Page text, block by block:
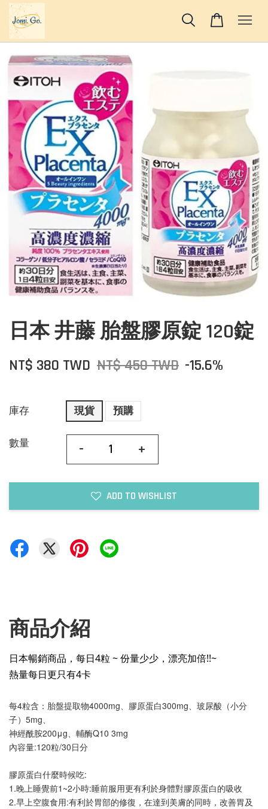
日本 井藤 胎盤膠原錠 120錠
NT$ 380 TWD NT$ 450 TWD -15.6%
庫存 現貨 預購
數量 - +
ADD TO WISHLIST
商品介紹
日本暢銷商品，每日4粒 ~ 份量少少，漂亮加倍!!~
熱量每日更只有4卡
每4粒含：胎盤提取物4000mg、膠原蛋白300mg、玻尿酸（小分
子）5mg、
神經酰胺200μg、輔酶Q10 3mg
內容量:120粒/30日分
膠原蛋白什麼時候吃:
1.晚上睡覺前1~2小時:睡前服用更有利於身體對膠原蛋白的吸收
2.早上空腹食用:有利於胃部的修復，在達到美膚的同時，改善胃及